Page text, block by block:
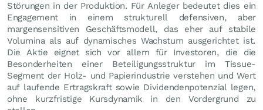
Störungen in der Produktion. Für Anleger bedeutet dies ein
Engagement in einem strukturell defensiven, aber
margensensitiven Geschäftsmodell, das eher auf stabile
Volumina als auf dynamisches Wachstum ausgerichtet ist.
Die Aktie eignet sich vor allem für Investoren, die die
Besonderheiten einer Beteiligungsstruktur im Tissue-
Segment der Holz- und Papierindustrie verstehen und Wert
auf laufende Ertragskraft sowie Dividendenpotenzial legen,
ohne kurzfristige Kursdynamik in den Vordergrund zu